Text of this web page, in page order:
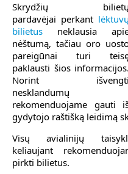
Skrydžių bilietų
pardavėjai perkant lėktuvų
bilietus neklausia
nėštumą, tačiau oro
pareigūnai turi
paklausti šios informacijos.
Norint išvengti
nesklandumų
rekomenduojame gauti
gydytojo raštišką leidimą
Visų avialinijų
keliaujant
pirkti bilietus.